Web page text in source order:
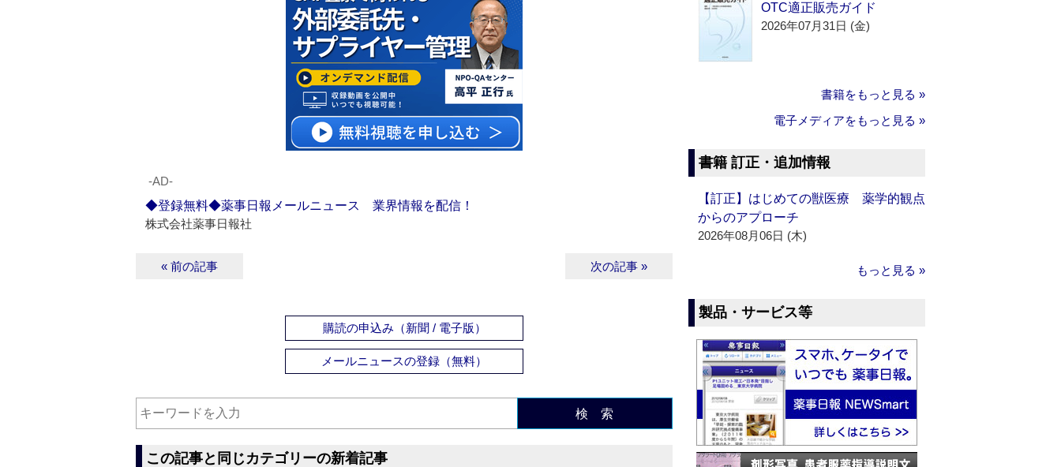
‐AD‐
◆登録無料◆薬事日報メールニュース 業界情報を配信！
株式会社薬事日報社
« 前の記事 次の記事 »
購読の申込み（新聞 / 電子版）
メールニュースの登録（無料）
検 索
この記事と同じカテゴリーの新着記事
OTC適正販売ガイド
2026年07月31日 (金)
書籍をもっと見る »
電子メディアをもっと見る »
書籍 訂正・追加情報
【訂正】はじめての獣医療 薬学的観点
からのアプローチ
2026年08月06日 (木)
もっと見る »
製品・サービス等